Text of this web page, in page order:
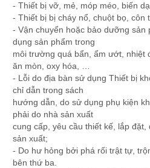
- Thiết bị vỡ, mẻ, móp méo, biến
- Thiết bị bị cháy nổ, chuột bọ, côn
- Vận chuyển hoặc bảo dưỡng sản
dụng sản phẩm trong
môi trường quá bẩn, ẩm ướt, nhiệt
ăn mòn, oxy hóa, …
- Lỗi do địa bàn sử dụng Thiết bị
chỉ dẫn trong sách
hướng dẫn, do sử dụng phụ kiện
phải do nhà sản xuất
cung cấp, yêu cầu thiết kế, lắp
sản xuất;
- Do hư hỏng bởi phá rối trật tự,
bên thứ ba.